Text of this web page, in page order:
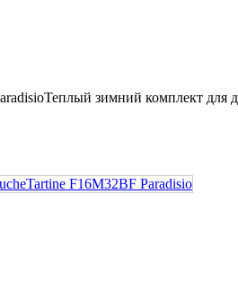
зимний комплект для